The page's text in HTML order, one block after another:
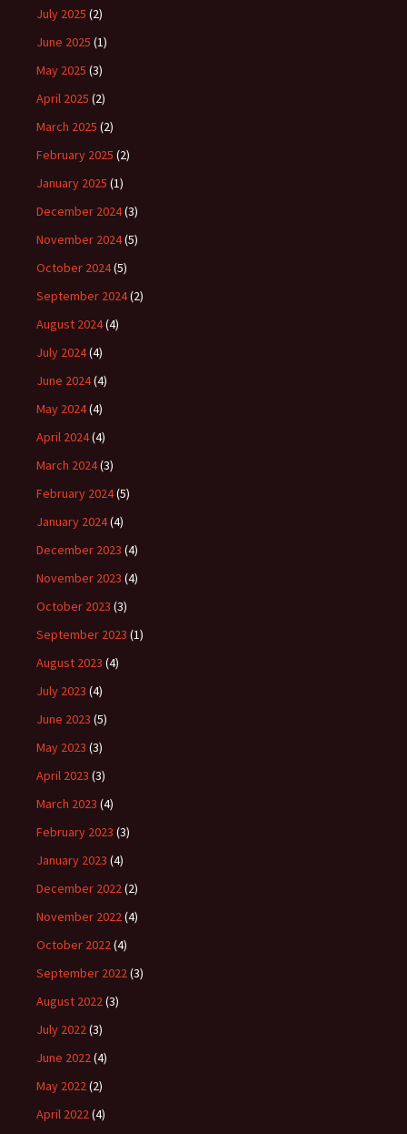
July 2025 (2)
June 2025 (1)
May 2025 (3)
April 2025 (2)
March 2025 (2)
February 2025 (2)
January 2025 (1)
December 2024(3)
November 2024(5)
October 2024(5)
September 2024(2)
August 2024(4)
July 2024(4)
June 2024(4)
May 2024(4)
April 2024(4)
March 2024(3)
February 2024(5)
January 2024(4)
December 2023 (4)
November 2023 (4)
October 2023 (3)
September 2023 (1)
August 2023 (4)
July 2023 (4)
June 2023 (5)
May 2023 (3)
April 2023 (3)
March 2023 (4)
February 2023 (3)
January 2023 (4)
December 2022(2)
November 2022(4)
October 2022(4)
September 2022(3)
August 2022(3)
July 2022(3)
June 2022(4)
May 2022(2)
April 2022(4)